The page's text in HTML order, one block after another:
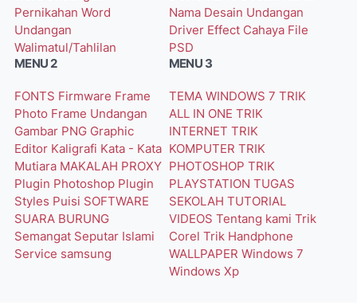
Pernikahan Word
Undangan
Walimatul/Tahlilan
Nama Desain Undangan
Driver Effect Cahaya File
PSD
MENU 2
FONTS Firmware Frame
Photo Frame Undangan
Gambar PNG Graphic
Editor Kaligrafi Kata - Kata
Mutiara MAKALAH PROXY
Plugin Photoshop Plugin
Styles Puisi SOFTWARE
SUARA BURUNG
Semangat Seputar Islami
Service samsung
MENU 3
TEMA WINDOWS 7 TRIK
ALL IN ONE TRIK
INTERNET TRIK
KOMPUTER TRIK
PHOTOSHOP TRIK
PLAYSTATION TUGAS
SEKOLAH TUTORIAL
VIDEOS Tentang kami Trik
Corel Trik Handphone
WALLPAPER Windows 7
Windows Xp